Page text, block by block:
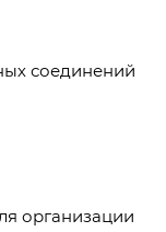
соединений
организации